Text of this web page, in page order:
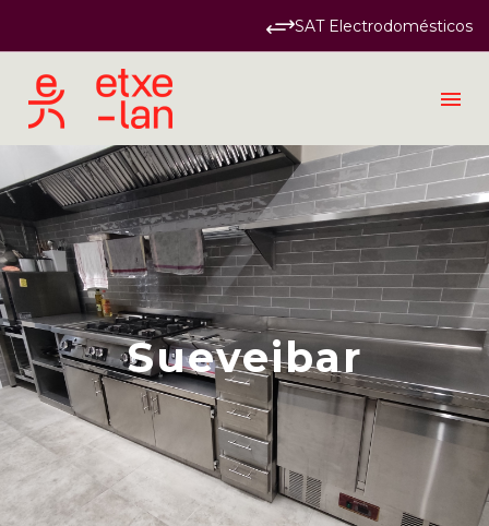
SAT Electrodomésticos
Industrial
Sueveibar